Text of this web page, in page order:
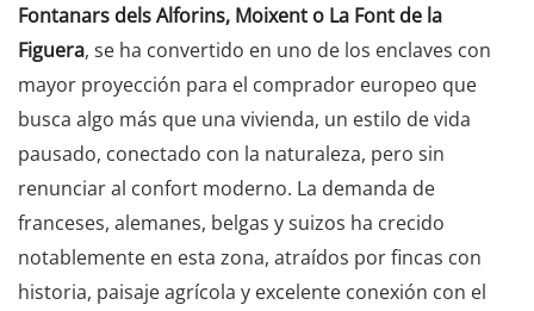
Fontanars dels Alforins, Moixent o La Font de la
Figuera, se ha convertido en uno de los enclaves con
mayor proyección para el comprador europeo que
busca algo más que una vivienda, un estilo de vida
pausado, conectado con la naturaleza, pero sin
renunciar al confort moderno. La demanda de
franceses, alemanes, belgas y suizos ha crecido
notablemente en esta zona, atraídos por fincas con
historia, paisaje agrícola y excelente conexión con el